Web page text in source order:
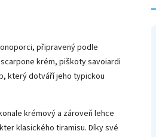
připravený podle
krém, piškoty savoiardi
který dotváří jeho typickou
krémový a zároveň lehce
klasického tiramisu. Díky své